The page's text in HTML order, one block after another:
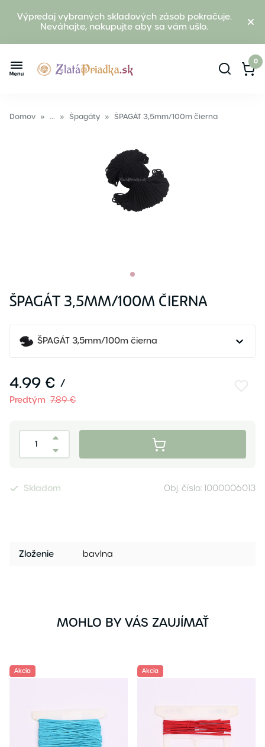
Výpredaj vybraných skladových zásob pokračuje.
Neváhajte, nakupujte aby sa vám ušlo.
0
Domov » ... » Špagáty » ŠPAGÁT 3,5mm/100m čierna
ŠPAGÁT 3,5MM/100M ČIERNA
ŠPAGÁT 3,5mm/100m čierna
4.99 € /
Predtým 7.89 €
Skladom Obj. číslo: 1000006013
Zloženie bavlna
MOHLO BY VÁS ZAUJÍMAŤ
Akcia Akcia